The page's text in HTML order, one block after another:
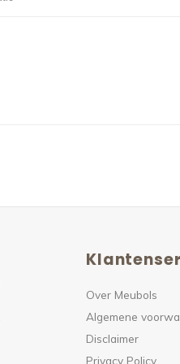
Over Meubols
Algemene
Disclaimer
Privacy Policy